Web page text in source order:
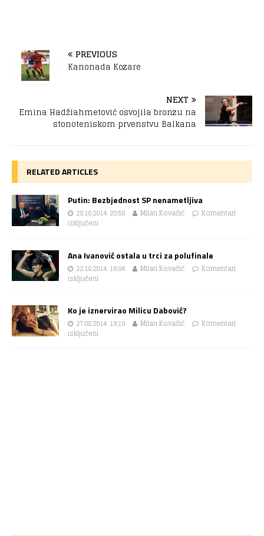
PREVIOUS
Kanonada Kozare
NEXT
Emina Hadžiahmetović osvojila bronzu na
stonoteniskom prvenstvu Balkana
RELATED ARTICLES
Putin: Bezbjednost SP nenametljiva
28.10.2014. 20:50 Milan Kovačić
Komentari
isključeni
Ana Ivanović ostala u trci za polufinale
22.10.2014. 16:04 Milan Kovačić
Komentari
isključeni
Ko je iznervirao Milicu Dabović?
27.08.2014. 19:19 Milan Kovačić
Komentari
isključeni